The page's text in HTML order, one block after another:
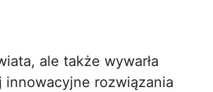
ale także wywarła
innowacyjne rozwiązania